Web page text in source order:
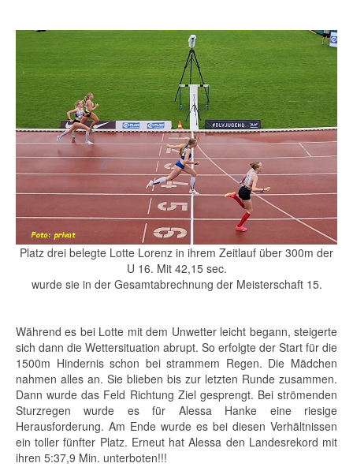
Platz drei belegte Lotte Lorenz in ihrem Zeitlauf über 300m der
U 16. Mit 42,15 sec.
wurde sie in der Gesamtabrechnung der Meisterschaft 15.
Während es bei Lotte mit dem Unwetter leicht begann, steigerte
sich dann die Wettersituation abrupt. So erfolgte der Start für die
1500m Hindernis schon bei strammem Regen. Die Mädchen
nahmen alles an. Sie blieben bis zur letzten Runde zusammen.
Dann wurde das Feld Richtung Ziel gesprengt. Bei strömenden
Sturzregen wurde es für Alessa Hanke eine riesige
Herausforderung. Am Ende wurde es bei diesen Verhältnissen
ein toller fünfter Platz. Erneut hat Alessa den Landesrekord mit
ihren 5:37,9 Min. unterboten!!!